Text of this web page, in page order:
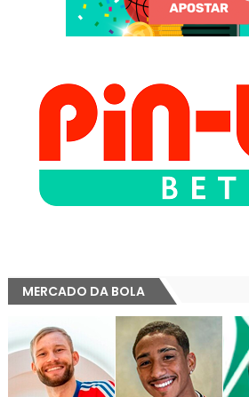
MERCADO DA BOLA